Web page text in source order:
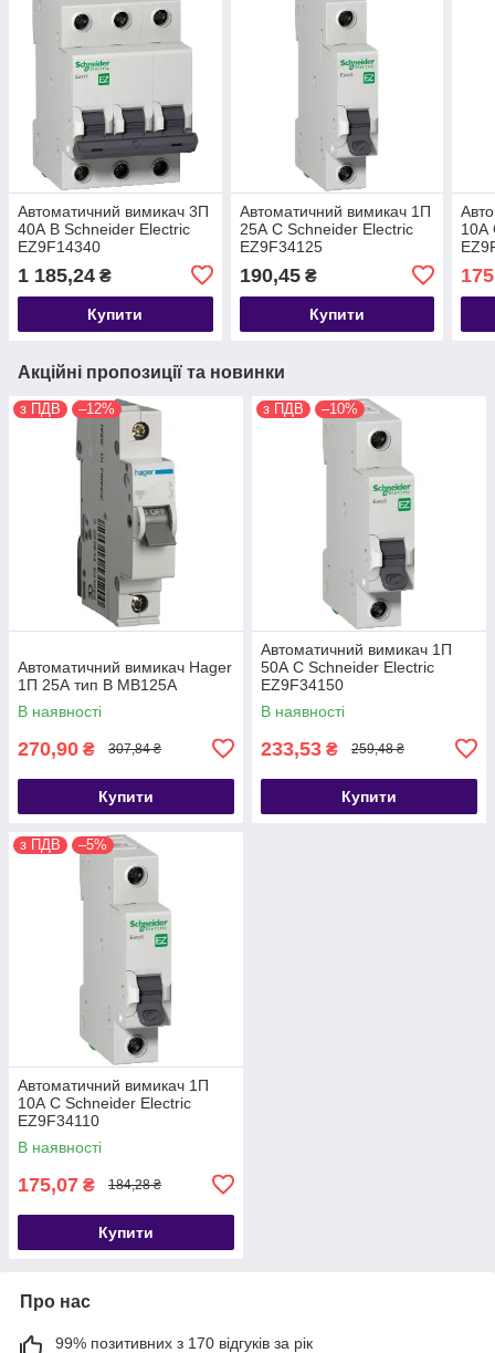
Автоматичний вимикач 3П
40А В Schneider Electric
EZ9F14340
1 185,24 ₴
Купити
Автоматичний вимикач 1П
25А С Schneider Electric
EZ9F34125
190,45₴
Купити
10А
Акційні пропозиції та новинки
з ПДВ –12%
Автоматичний вимикач Hager
1П 25А тип В MB125A
В наявності
270,90 ₴ 307,84 ₴
Купити
з ПДВ –10%
Автоматичний вимикач 1П
50А С Schneider Electric
EZ9F34150
В наявності
233,53 ₴ 259,48 ₴
Купити
з ПДВ –5%
Автоматичний вимикач 1П
10А С Schneider Electric
EZ9F34110
В наявності
175,07 ₴ 184,28 ₴
Купити
Про нас
99% позитивних з 170 відгуків за рік